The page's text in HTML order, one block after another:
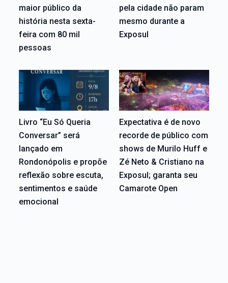
maior público da
história nesta sexta-
feira com 80 mil
pessoas
pela cidade não param
mesmo durante a
Exposul
Livro “Eu Só Queria
Conversar” será
lançado em
Rondonópolis e propõe
reflexão sobre escuta,
sentimentos e saúde
emocional
Expectativa é de novo
recorde de público com
shows de Murilo Huff e
Zé Neto & Cristiano na
Exposul; garanta seu
Camarote Open